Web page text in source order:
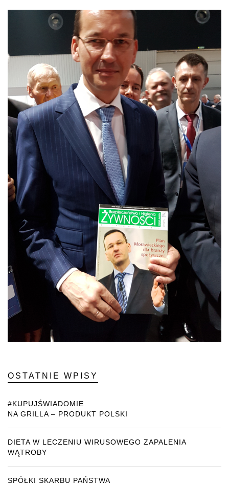
OSTATNIE WPISY
#KUPUJŚWIADOMIE
NA GRILLA – PRODUKT POLSKI
DIETA W LECZENIU WIRUSOWEGO ZAPALENIA
WĄTROBY
SPÓŁKI SKARBU PAŃSTWA